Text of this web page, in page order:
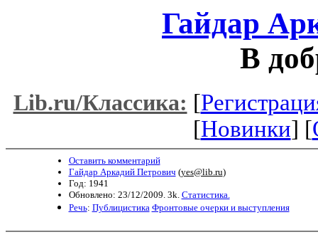
Гайдар
В
Lib.ru/Классика: [
[Новинки] [
Оставить комментарий
Гайдар Аркадий Петрович (yes@lib.ru)
Год: 1941
Обновлено: 23/12/2009. 3k. Статистика.
Речь: Публицистика Фронтовые очерки и выступления